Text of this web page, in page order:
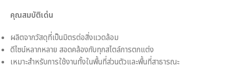
คุณสมบัติเด่น
ผลิตจากวัสดุที่เป็นมิตรต่อสิ่งแวดล้อม
ดีไซน์หลากหลาย สอดคล้องกับทุกสไตล์การตกแต่ง
เหมาะสำหรับการใช้งานทั้งในพื้นที่ส่วนตัวและพื้นที่สาธารณะ